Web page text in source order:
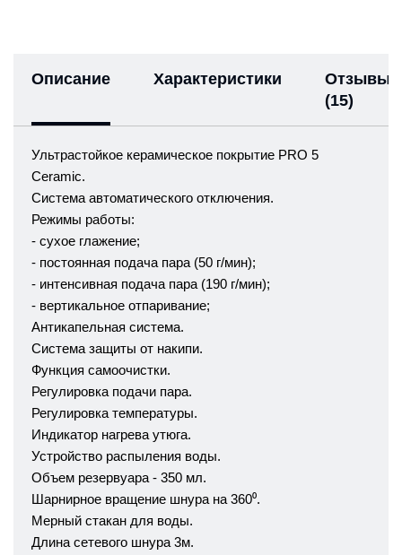
Описание Характеристики
Отзывы
(15)
Ультрастойкое керамическое покрытие PRO 5
Ceramic.
Система автоматического отключения.
Режимы работы:
- сухое глажение;
- постоянная подача пара (50 г/мин);
- интенсивная подача пара (190 г/мин);
- вертикальное отпаривание;
Антикапельная система.
Система защиты от накипи.
Функция самоочистки.
Регулировка подачи пара.
Регулировка температуры.
Индикатор нагрева утюга.
Устройство распыления воды.
Объем резервуара - 350 мл.
Шарнирное вращение шнура на 360⁰.
Мерный стакан для воды.
Длина сетевого шнура 3м.